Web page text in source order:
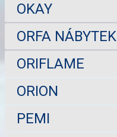
OKAY
ORFA NÁBYTEK
ORIFLAME
ORION
PEMI